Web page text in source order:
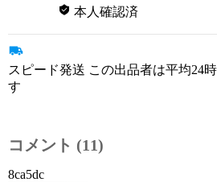
本人確認済
スピード発送 この出品者は平均24
す
コメント (11)
8ca5dc